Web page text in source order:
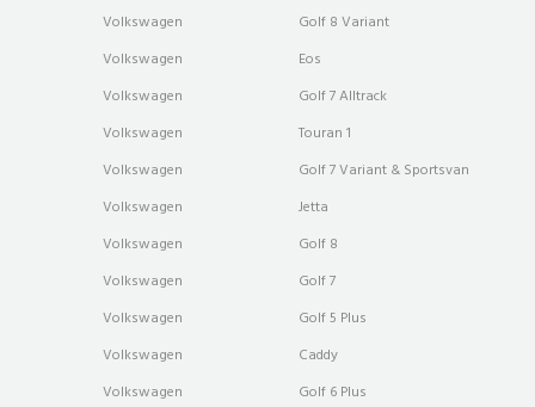
Volkswagen
Golf 8 Variant
Volkswagen
Eos
Volkswagen
Golf 7 Alltrack
Volkswagen
Touran 1
Volkswagen
Golf 7 Variant & Sportsvan
Volkswagen
Jetta
Volkswagen
Golf 8
Volkswagen
Golf 7
Volkswagen
Golf 5 Plus
Volkswagen
Caddy
Volkswagen
Golf 6 Plus